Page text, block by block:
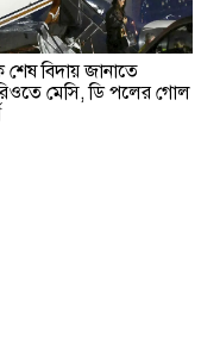
শেষ বিদায় জানাতে
মেসি, ডি পলের গোল